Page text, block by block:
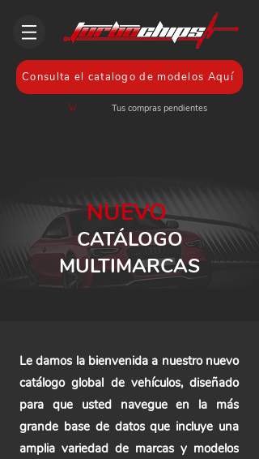
Consulta el catalogo de modelos Aquí
Tus compras pendientes
NUEVO
CATÁLOGO
MULTIMARCAS
Le damos la bienvenida a nuestro nuevo
catálogo global de vehículos, diseñado
para que usted navegue en la más
grande base de datos que incluye una
amplia variedad de marcas y modelos